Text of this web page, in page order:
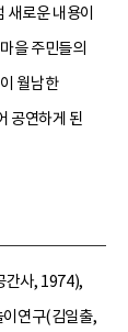
로운 내용이
을 주민들의
월남한
공연하게 된
간사, 1974),
연구(김일출,